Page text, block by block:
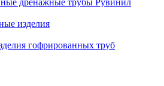
изделия
гофрированных труб